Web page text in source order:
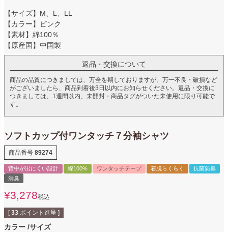
【サイズ】M、L、LL
【カラー】ピンク
【素材】綿100％
【原産国】中国製
返品・交換について
商品の品質につきましては、万全を期しておりますが、万一不良・破損など
がございましたら、商品到着後3日以内にお知らせください。返品・交換に
つきましては、1週間以内、未開封・商品タグがついた未使用に限り可能で
す。
ソフトカップ付ワンタッチ７分袖シャツ
商品番号 89274
背中が出にくい設計 綿100% ワンタッチテープ 着脱らくらく
抗菌防臭
消臭
¥3,278税込
[ 33 ポイント進呈 ]
カラー サイズ